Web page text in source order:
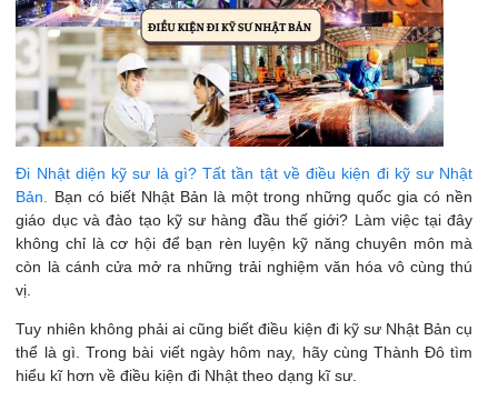
Đi Nhật diện kỹ sư là gì? Tất tần tật về điều kiện đi kỹ sư Nhật
Bản.
Bạn có biết Nhật Bản là một trong những quốc gia có nền
giáo dục và đào tạo kỹ sư hàng đầu thế giới? Làm việc tại đây
không chỉ là cơ hội để bạn rèn luyện kỹ năng chuyên môn mà
còn là cánh cửa mở ra những trải nghiệm văn hóa vô cùng thú
vị.
Tuy nhiên không phải ai cũng biết điều kiện đi kỹ sư Nhật Bản cụ
thể là gì. Trong bài viết ngày hôm nay, hãy cùng Thành Đô tìm
hiểu kĩ hơn về điều kiện đi Nhật theo dạng kĩ sư.